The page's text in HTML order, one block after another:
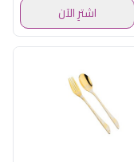
اشترِ الآن